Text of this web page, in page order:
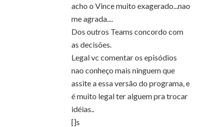
acho o Vince muito exagerado...nao
me agrada....
Dos outros Teams concordo com
as decisões.
Legal vc comentar os episódios
nao conheço mais ninguem que
assite a essa versão do programa, e
é muito legal ter alguem pra trocar
idéias..
[]s